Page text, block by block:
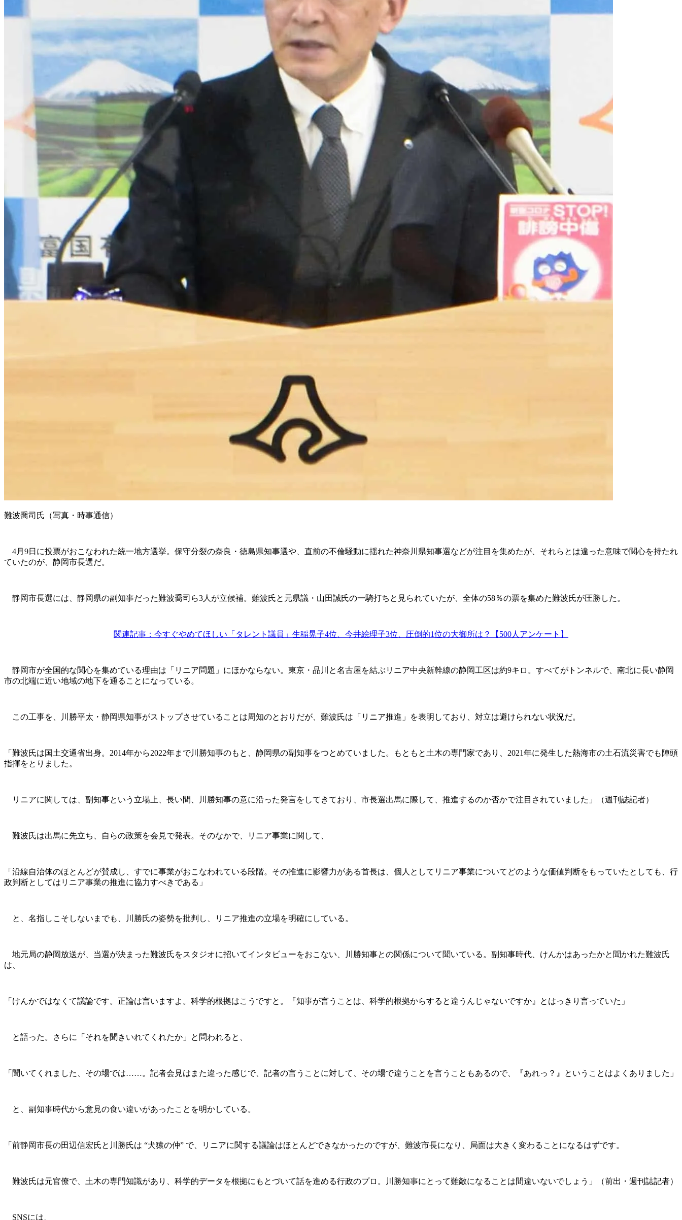
難波喬司氏（写真・時事通信）
4月9日に投票がおこなわれた統一地方選挙。保守分裂の奈良・徳島県知事選や、直前の不倫騒動に揺れた神奈川県知事選などが注目を集めたが、それらとは違った意味で関心を持たれ
ていたのが、静岡市長選だ。
静岡市長選には、静岡県の副知事だった難波喬司ら3人が立候補。難波氏と元県議・山田誠氏の一騎打ちと見られていたが、全体の58％の票を集めた難波氏が圧勝した。
関連記事：今すぐやめてほしい「タレント議員」生稲晃子4位、今井絵理子3位、圧倒的1位の大御所は？【500人アンケート】
静岡市が全国的な関心を集めている理由は「リニア問題」にほかならない。東京・品川と名古屋を結ぶリニア中央新幹線の静岡工区は約9キロ。すべてがトンネルで、南北に長い静岡
市の北端に近い地域の地下を通ることになっている。
この工事を、川勝平太・静岡県知事がストップさせていることは周知のとおりだが、難波氏は「リニア推進」を表明しており、対立は避けられない状況だ。
「難波氏は国土交通省出身。2014年から2022年まで川勝知事のもと、静岡県の副知事をつとめていました。もともと土木の専門家であり、2021年に発生した熱海市の土石流災害でも陣頭
指揮をとりました。
リニアに関しては、副知事という立場上、長い間、川勝知事の意に沿った発言をしてきており、市長選出馬に際して、推進するのか否かで注目されていました」（週刊誌記者）
難波氏は出馬に先立ち、自らの政策を会見で発表。そのなかで、リニア事業に関して、
「沿線自治体のほとんどが賛成し、すでに事業がおこなわれている段階。その推進に影響力がある首長は、個人としてリニア事業についてどのような価値判断をもっていたとしても、行
政判断としてはリニア事業の推進に協力すべきである」
と、名指しこそしないまでも、川勝氏の姿勢を批判し、リニア推進の立場を明確にしている。
地元局の静岡放送が、当選が決まった難波氏をスタジオに招いてインタビューをおこない、川勝知事との関係について聞いている。副知事時代、けんかはあったかと聞かれた難波氏
は、
「けんかではなくて議論です。正論は言いますよ。科学的根拠はこうですと。『知事が言うことは、科学的根拠からすると違うんじゃないですか』とはっきり言っていた」
と語った。さらに「それを聞きいれてくれたか」と問われると、
「聞いてくれました、その場では……。記者会見はまた違った感じで、記者の言うことに対して、その場で違うことを言うこともあるので、『あれっ？』ということはよくありました」
と、副知事時代から意見の食い違いがあったことを明かしている。
「前静岡市長の田辺信宏氏と川勝氏は “犬猿の仲” で、リニアに関する議論はほとんどできなかったのですが、難波市長になり、局面は大きく変わることになるはずです。
難波氏は元官僚で、土木の専門知識があり、科学的データを根拠にもとづいて話を進める行政のプロ。川勝知事にとって難敵になることは間違いないでしょう」（前出・週刊誌記者）
SNSには、